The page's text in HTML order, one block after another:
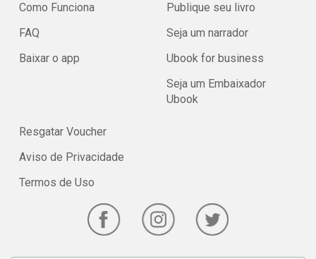
Como Funciona
FAQ
Baixar o app
Publique seu livro
Seja um narrador
Ubook for business
Seja um Embaixador
Ubook
Resgatar Voucher
Aviso de Privacidade
Termos de Uso